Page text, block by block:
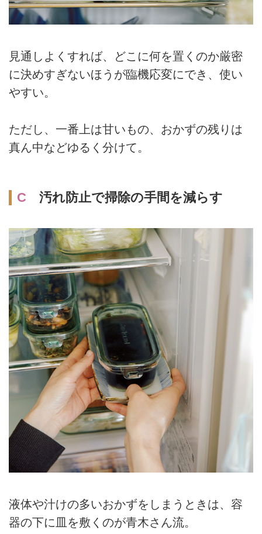
見通しよくすれば、どこに何を置くのか厳密
に決めすぎないほうが臨機応変にでき、使い
やすい。
ただし、一番上は甘いもの、おかずの残りは
真ん中などゆるく分けて。
C 汚れ防止で掃除の手間を減らす
液体や汁けの多いおかずをしまうときは、容
器の下に皿を敷くのが青木さん流。